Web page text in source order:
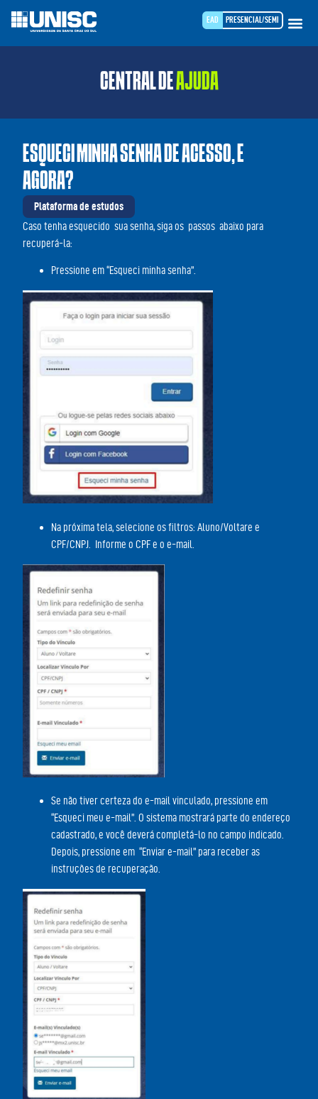
EAD PRESENCIAL/SEMI
CENTRAL DEAJUDA
ESQUECI MINHA SENHA DE ACESSO, E
AGORA?
Plataforma de estudos
Caso tenha esquecido sua senha, siga os passos abaixo para
recuperá-la:
Pressione em “Esqueci minha senha”.
Na próxima tela, selecione os filtros: Aluno/Voltare e
CPF/CNPJ. Informe o CPF e o e-mail.
Se não tiver certeza do e-mail vinculado, pressione em
“Esqueci meu e-mail”. O sistema mostrará parte do endereço
cadastrado, e você deverá completá-lo no campo indicado.
Depois, pressione em “Enviar e-mail” para receber as
instruções de recuperação.